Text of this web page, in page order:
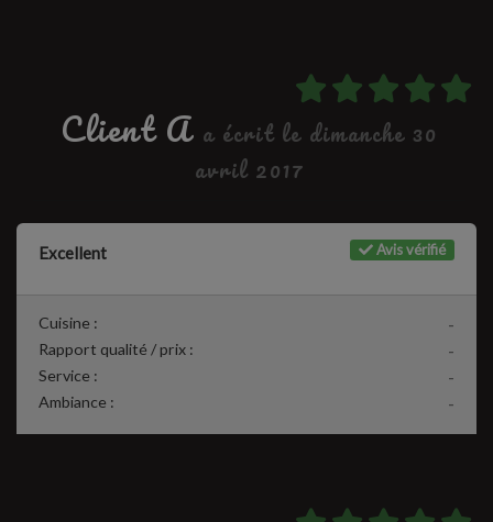
Client A a écrit le dimanche 30
avril 2017
Avis vérifié
Excellent
-
Cuisine :
-
Rapport qualité / prix :
-
Service :
-
Ambiance :